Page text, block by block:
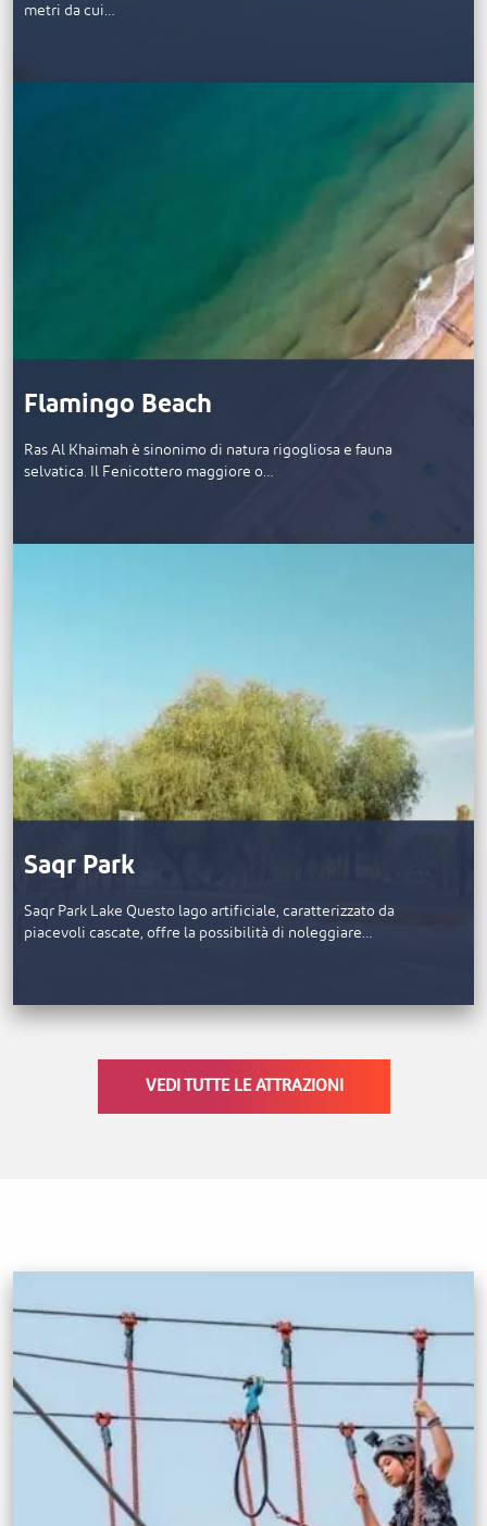
metri da cui…
Flamingo Beach
Ras Al Khaimah è sinonimo di natura rigogliosa e fauna
selvatica. Il Fenicottero maggiore o…
Saqr Park
Saqr Park Lake Questo lago artificiale, caratterizzato da
piacevoli cascate, offre la possibilità di noleggiare…
VEDI TUTTE LE ATTRAZIONI